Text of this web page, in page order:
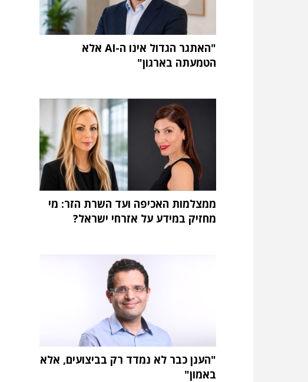
"האתגר הגדול אינו ה-AI אלא
הטמעתה בארגון"
ממצלמות האכיפה ועד השרת הזר: מי
מחזיק במידע על אזרחי ישראל?
"הענן כבר לא נמדד רק בביצועים, אלא
באמון"